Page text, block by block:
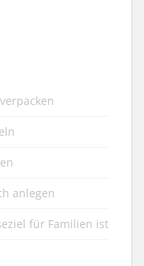
anlegen
für Familien ist